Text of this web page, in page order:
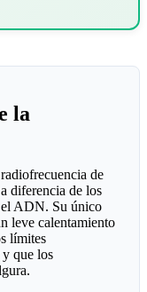
la
de
diferencia de los
el ADN. Su único
leve calentamiento
límites
que los